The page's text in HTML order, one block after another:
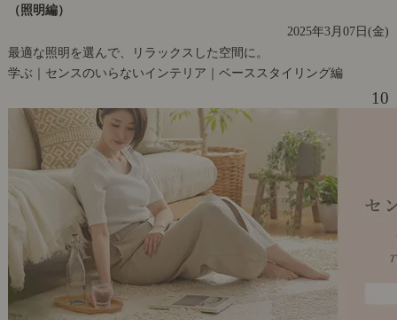
（照明編）
2025年3月07日(金)
最適な照明を選んで、リラックスした空間に。
学ぶ｜センスのいらないインテリア｜ベーススタイリング編
10